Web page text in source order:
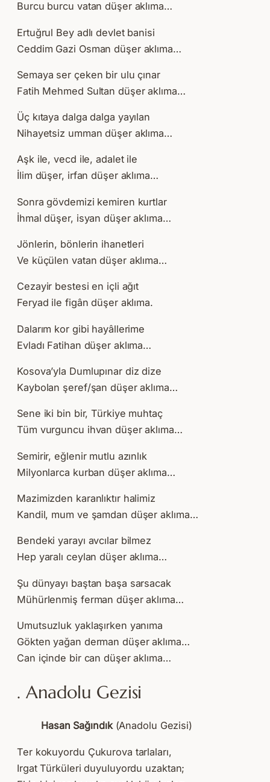
Burcu burcu vatan düşer aklıma…
Ertuğrul Bey adlı devlet banisi
Ceddim Gazi Osman düşer aklıma…
Semaya ser çeken bir ulu çınar
Fatih Mehmed Sultan düşer aklıma…
Üç kıtaya dalga dalga yayılan
Nihayetsiz umman düşer aklıma…
Aşk ile, vecd ile, adalet ile
İlim düşer, irfan düşer aklıma…
Sonra gövdemizi kemiren kurtlar
İhmal düşer, isyan düşer aklıma…
Jönlerin, bönlerin ihanetleri
Ve küçülen vatan düşer aklıma…
Cezayir bestesi en içli ağıt
Feryad ile figân düşer aklıma.
Dalarım kor gibi hayâllerime
Evladı Fatihan düşer aklıma…
Kosova’yla Dumlupınar diz dize
Kaybolan şeref/şan düşer aklıma…
Sene iki bin bir, Türkiye muhtaç
Tüm vurguncu ihvan düşer aklıma…
Semirir, eğlenir mutlu azınlık
Milyonlarca kurban düşer aklıma…
Mazimizden karanlıktır halimiz
Kandil, mum ve şamdan düşer aklıma…
Bendeki yarayı avcılar bilmez
Hep yaralı ceylan düşer aklıma…
Şu dünyayı baştan başa sarsacak
Mühürlenmiş ferman düşer aklıma…
Umutsuzluk yaklaşırken yanıma
Gökten yağan derman düşer aklıma…
Can içinde bir can düşer aklıma…
. Anadolu Gezisi
Hasan Sağındık(Anadolu Gezisi)
Ter kokuyordu Çukurova tarlaları,
Irgat Türküleri duyuluyordu uzaktan;